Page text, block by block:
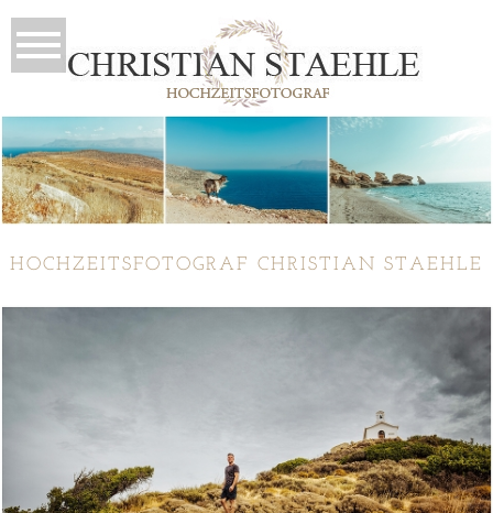
HOCHZEITSFOTOGRAF CHRISTIAN STAEHLE